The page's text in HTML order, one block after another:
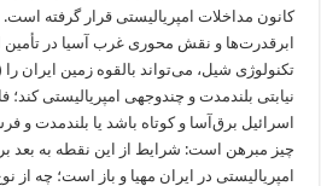
کانون مداخلات امپریالیستی قرار گرفته
ابرقدرت‌ها و نقش محوری غرب آسیا در تأمین
تکنولوژی شیل، می‌تواند بالقوه زمین ایران
نیابتی بلندمدت و چندوجهی امپریالیستی کند؛
اسرائیل برق‌آسا و کوتاه باشد یا بلندمدت و
چیز مبرهن است: شرایط از این نقطه به بعد
امپریالیستی در ایران مهیا و باز است؛ چه